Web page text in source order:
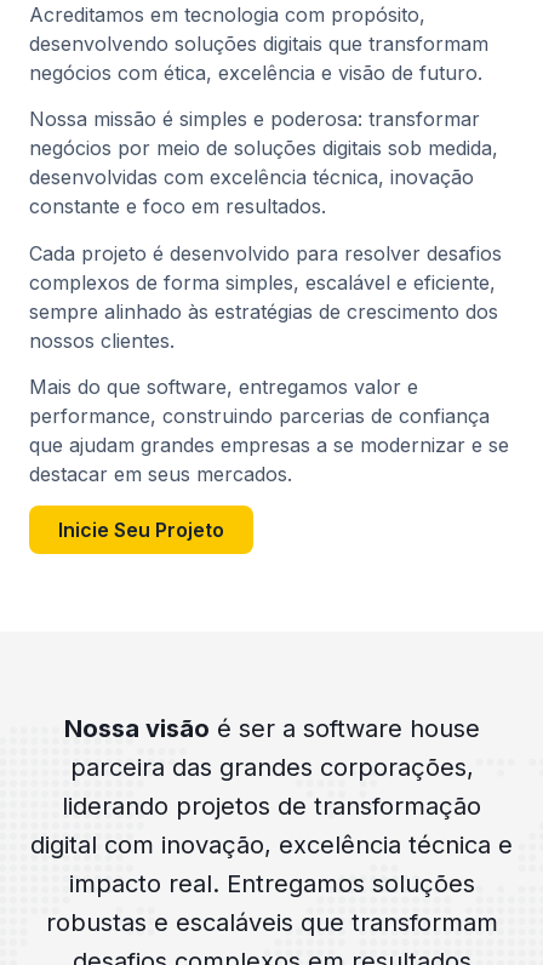
Acreditamos em tecnologia com propósito,
desenvolvendo soluções digitais que transformam
negócios com ética, excelência e visão de futuro.
Nossa missão é simples e poderosa: transformar
negócios por meio de soluções digitais sob medida,
desenvolvidas com excelência técnica, inovação
constante e foco em resultados.
Cada projeto é desenvolvido para resolver desafios
complexos de forma simples, escalável e eficiente,
sempre alinhado às estratégias de crescimento dos
nossos clientes.
Mais do que software, entregamos valor e
performance, construindo parcerias de confiança
que ajudam grandes empresas a se modernizar e se
destacar em seus mercados.
Inicie Seu Projeto
Nossa visão é ser a software house
parceira das grandes corporações,
liderando projetos de transformação
digital com inovação, excelência técnica e
impacto real. Entregamos soluções
robustas e escaláveis que transformam